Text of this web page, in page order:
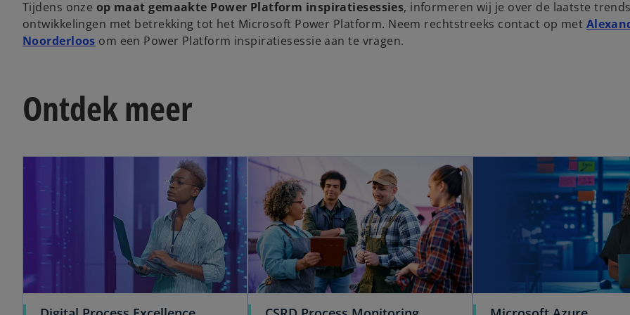
Tijdens onze op maat gemaakte Power Platform inspiratiesessies, informeren wij je over de laatste
ontwikkelingen met betrekking tot het Microsoft Power Platform. Neem rechtstreeks contact op met
Noorderloos om een Power Platform inspiratiesessie aan te vragen.
Ontdek meer
opens in a new tab opens in a new tab